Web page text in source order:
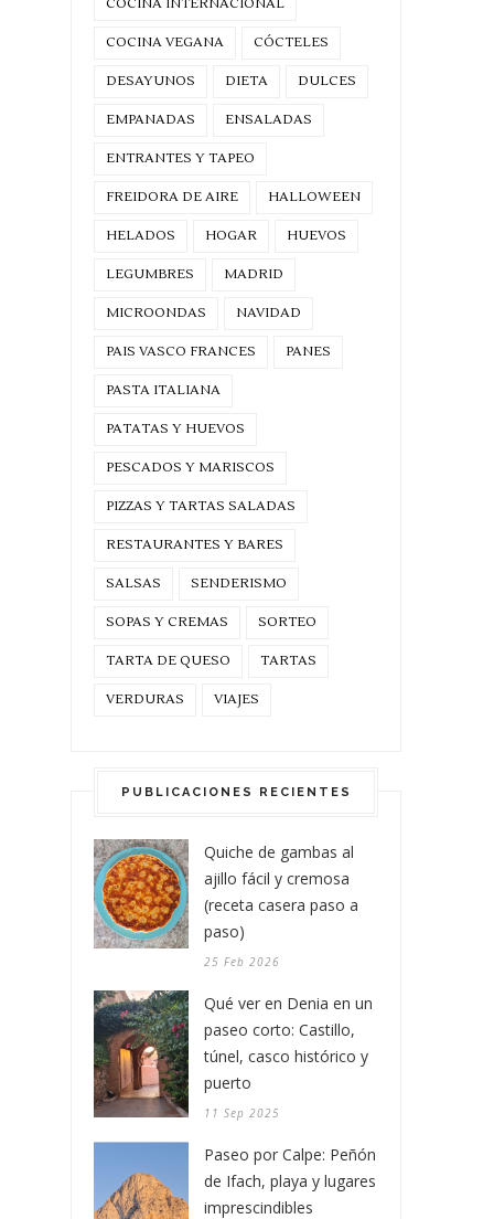
COCINA INTERNACIONAL
COCINA VEGANA CÓCTELES
DESAYUNOS DIETA DULCES
EMPANADAS ENSALADAS
ENTRANTES Y TAPEO
FREIDORA DE AIRE HALLOWEEN
HELADOS HOGAR HUEVOS
LEGUMBRES MADRID
MICROONDAS NAVIDAD
PAIS VASCO FRANCES PANES
PASTA ITALIANA
PATATAS Y HUEVOS
PESCADOS Y MARISCOS
PIZZAS Y TARTAS SALADAS
RESTAURANTES Y BARES
SALSAS SENDERISMO
SOPAS Y CREMAS SORTEO
TARTA DE QUESO TARTAS
VERDURAS VIAJES
PUBLICACIONES RECIENTES
Quiche de gambas al
ajillo fácil y cremosa
(receta casera paso a
paso)
25 Feb 2026
Qué ver en Denia en un
paseo corto: Castillo,
túnel, casco histórico y
puerto
11 Sep 2025
Paseo por Calpe: Peñón
de Ifach, playa y lugares
imprescindibles